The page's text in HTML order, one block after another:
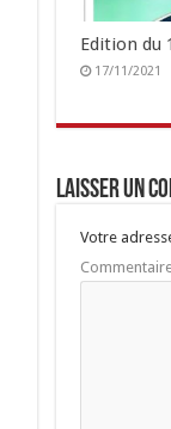
Edition du
17/11/2021
Laisser un
Votre